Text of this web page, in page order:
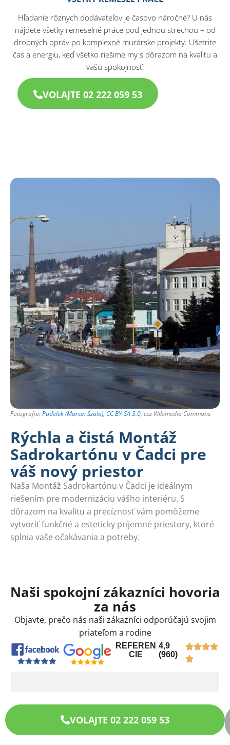
Hľadanie rôznych dodávateľov je časovo náročné? U nás
nájdete všetky remeselné práce pod jednou strechou – od
drobných opráv po komplexné murárske projekty. Ušetrite
čas a energiu, keď všetko riešime my s dôrazom na kvalitu a
vašu spokojnosť.
VOLAJTE 02 222 059 53
Fotografia:Pudelek (Marcin Szala), CC BY-SA 3.0, cez Wikimedia Commons
Rýchla a čistá Montáž
Sadrokartónu v Čadci pre
váš nový priestor
Naša Montáž Sadrokartónu v Čadci je ideálnym
riešením pre modernizáciu vášho interiéru. S
dôrazom na kvalitu a precíznosť vám pomôžeme
vytvoriť funkčné a esteticky príjemné priestory, ktoré
splnia vaše očakávania a potreby.
Naši spokojní zákazníci hovoria
za nás
Objavte, prečo nás naši zákazníci odporúčajú svojim
priateľom a rodine
REFEREN
CIE
4,9
(960)
VOLAJTE 02 222 059 53